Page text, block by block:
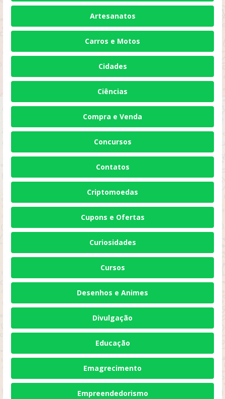
Artesanatos
Carros e Motos
Cidades
Ciências
Compra e Venda
Concursos
Contatos
Criptomoedas
Cupons e Ofertas
Curiosidades
Cursos
Desenhos e Animes
Divulgação
Educação
Emagrecimento
Empreendedorismo